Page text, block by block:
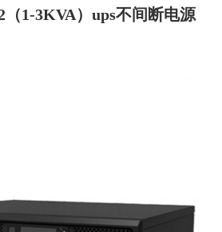
1-3KVA）ups不间断电源